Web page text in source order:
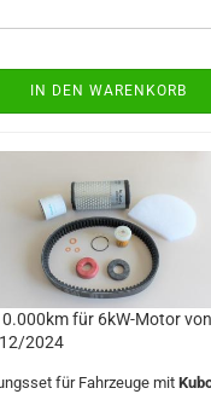
IN DEN WARENKORB
für 6kW-Motor
2024
für Fahrzeuge mit